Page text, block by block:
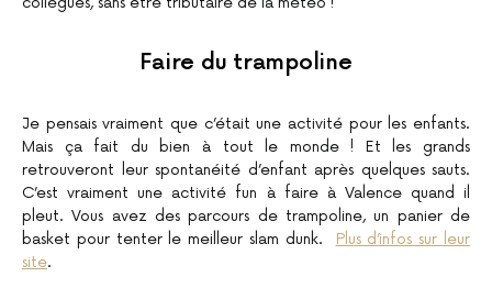
Faire du trampoline
Je pensais vraiment que c’était une activité pour les enfants.
Mais ça fait du bien à tout le monde ! Et les grands
retrouveront leur spontanéité d’enfant après quelques sauts.
C’est vraiment une activité fun à faire à Valence quand il
pleut. Vous avez des parcours de trampoline, un panier de
basket pour tenter le meilleur slam dunk. Plus d’infos sur leur
site.